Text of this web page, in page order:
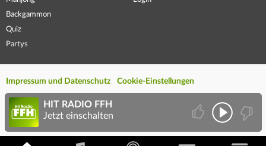
Backgammon
Quiz
Partys
Impressum und Datenschutz Cookie-Einstellungen
HIT RADIO FFH
Jetzt einschalten